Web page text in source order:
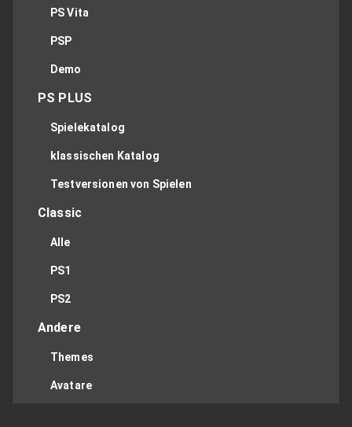
PS Vita
PSP
Demo
PS PLUS
Spielekatalog
klassischen Katalog
Testversionen von Spielen
Classic
Alle
PS1
PS2
Andere
Themes
Avatare